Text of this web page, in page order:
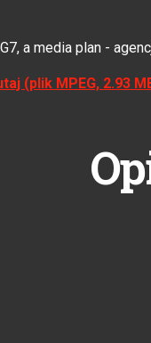
a media plan -
(plik MPEG, 2.93